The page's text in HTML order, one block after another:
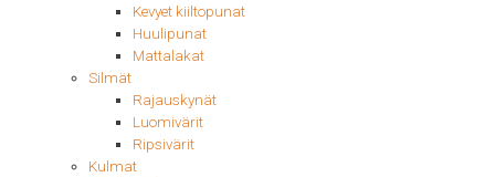
Kevyet kiiltopunat
Huulipunat
Mattalakat
Silmät
Rajauskynät
Luomivärit
Ripsivärit
Kulmat